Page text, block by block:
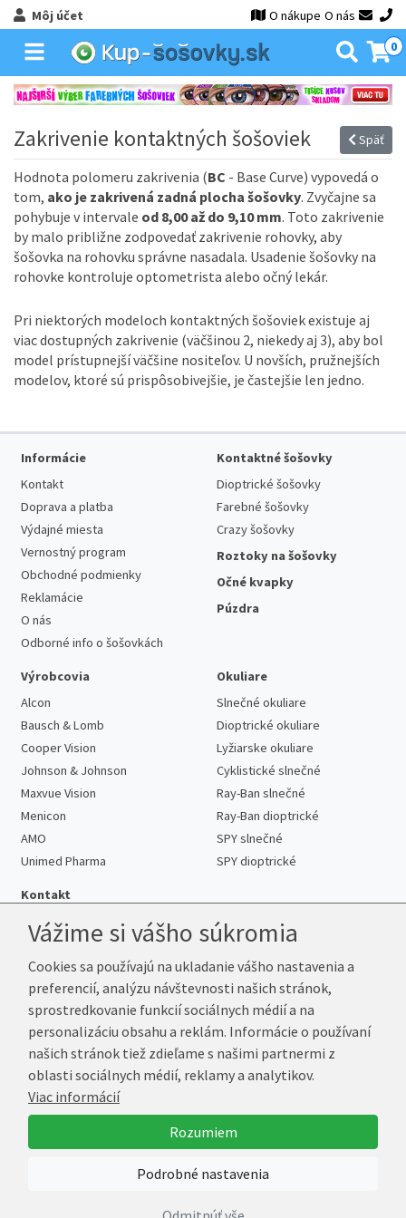
Môj účet O nákupe O nás
0
Zakrivenie kontaktných šošoviek Späť
Hodnota polomeru zakrivenia (BC - Base Curve) vypovedá o
tom, ako je zakrivená zadná plocha šošovky. Zvyčajne sa
pohybuje v intervale od 8,00 až do 9,10 mm. Toto zakrivenie
by malo približne zodpovedať zakrivenie rohovky, aby
šošovka na rohovku správne nasadala. Usadenie šošovky na
rohovke kontroluje optometrista alebo očný lekár.
Pri niektorých modeloch kontaktných šošoviek existuje aj
viac dostupných zakrivenie (väčšinou 2, niekedy aj 3), aby bol
model prístupnejší väčšine nositeľov. U novších, pružnejších
modelov, ktoré sú prispôsobivejšie, je častejšie len jedno.
Informácie
Kontakt
Doprava a platba
Výdajné miesta
Vernostný program
Obchodné podmienky
Reklamácie
O nás
Odborné info o šošovkách
Kontaktné šošovky
Dioptrické šošovky
Farebné šošovky
Crazy šošovky
Roztoky na šošovky
Očné kvapky
Púzdra
Výrobcovia
Alcon
Bausch & Lomb
Cooper Vision
Johnson & Johnson
Maxvue Vision
Menicon
AMO
Unimed Pharma
Okuliare
Slnečné okuliare
Dioptrické okuliare
Lyžiarske okuliare
Cyklistické slnečné
Ray-Ban slnečné
Ray-Ban dioptrické
SPY slnečné
SPY dioptrické
Kontakt
Telefón:+421 222 205 863
E-mail:info@kup-sosovky.sk
Reklamačná adresa
Andrea Votavová
Revoluční 1017
290 01 Poděbrady
Česká republika
VytvorilMarek Kebza
Vážime si vášho súkromia
Cookies sa používajú na ukladanie vášho nastavenia a
preferencií, analýzu návštevnosti našich stránok,
sprostredkovanie funkcií sociálnych médií a na
personalizáciu obsahu a reklám. Informácie o používaní
našich stránok tiež zdieľame s našimi partnermi z
oblasti sociálnych médií, reklamy a analytikov.
Viac informácií
Rozumiem
Podrobné nastavenia